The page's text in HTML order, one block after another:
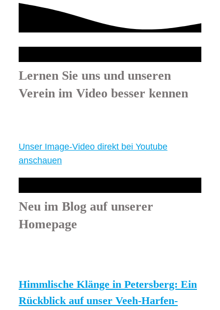
Lernen Sie uns und unseren
Verein im Video besser kennen
Unser Image-Video direkt bei Youtube
anschauen
Neu im Blog auf unserer
Homepage
Himmlische Klänge in Petersberg: Ein
Rückblick auf unser Veeh-Harfen-